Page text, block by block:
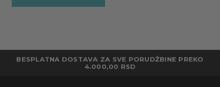
BESPLATNA DOSTAVA ZA SVE PORUDŽBINE PREKO
4.000,00 RSD